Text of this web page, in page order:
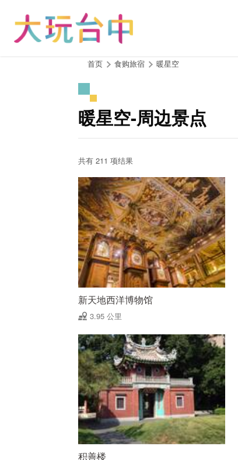
首页 食购旅宿 暖星空
暖星空-周边景点
共有 211 项结果
新天地西洋博物馆
3.95 公里
积善楼